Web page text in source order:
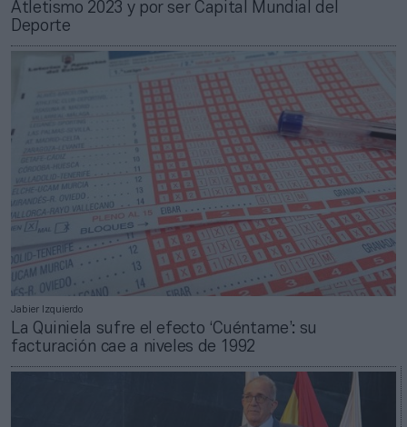
Atletismo 2023 y por ser Capital Mundial del
Deporte
Jabier Izquierdo
La Quiniela sufre el efecto ‘Cuéntame’: su
facturación cae a niveles de 1992